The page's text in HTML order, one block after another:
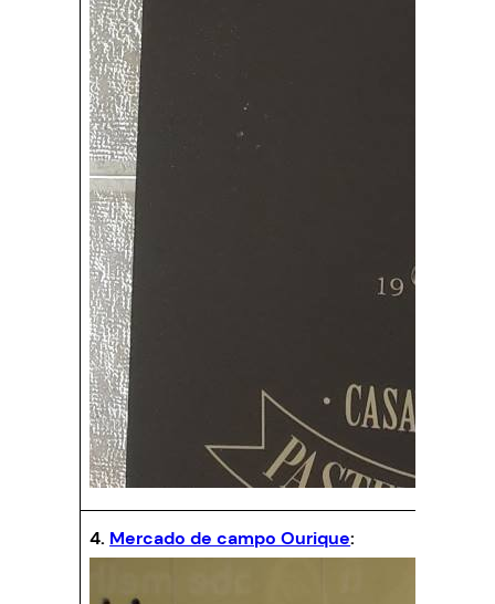
4. Mercado de campo Ourique: